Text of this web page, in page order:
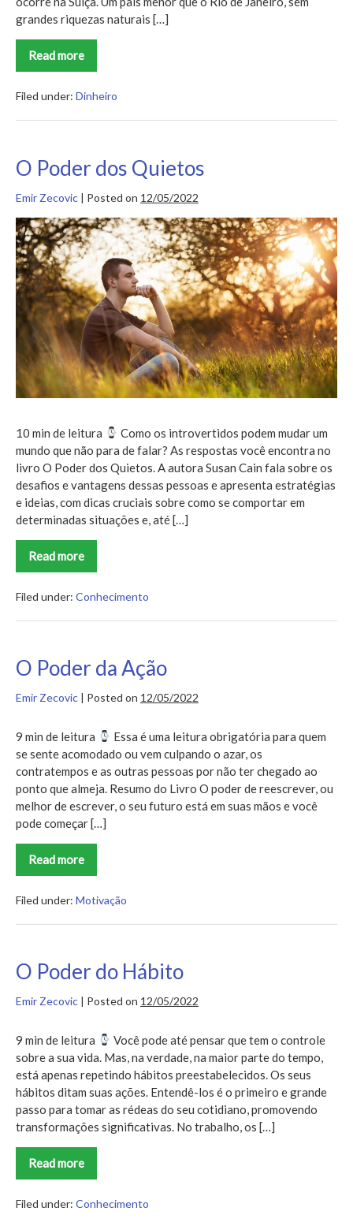
grandes riquezas naturais […]
Read more
Os
Axiomas
Zurique
Filed under: Dinheiro
O Poder dos Quietos
Emir Zecovic | Posted on 12/05/2022
O
Poder
dos
Quietos
10 min de leitura
Como os introvertidos podem mudar um
mundo que não para de falar? As respostas você encontra no
livro O Poder dos Quietos. A autora Susan Cain fala sobre os
desafios e vantagens dessas pessoas e apresenta estratégias
e ideias, com dicas cruciais sobre como se comportar em
determinadas situações e, até […]
Read more
O
Poder
Quietos
Filed under: Conhecimento
O Poder da Ação
Emir Zecovic | Posted on 12/05/2022
9 min de leitura
Essa é uma leitura obrigatória para quem
se sente acomodado ou vem culpando o azar, os
contratempos e as outras pessoas por não ter chegado ao
ponto que almeja. Resumo do Livro O poder de reescrever, ou
melhor de escrever, o seu futuro está em suas mãos e você
pode começar […]
Read more
O
Poder
Ação
Filed under: Motivação
O Poder do Hábito
Emir Zecovic | Posted on 12/05/2022
9 min de leitura
Você pode até pensar que tem o controle
sobre a sua vida. Mas, na verdade, na maior parte do tempo,
está apenas repetindo hábitos preestabelecidos. Os seus
hábitos ditam suas ações. Entendê-los é o primeiro e grande
passo para tomar as rédeas do seu cotidiano, promovendo
transformações significativas. No trabalho, os […]
Read more
O
Poder
Hábito
Filed under: Conhecimento